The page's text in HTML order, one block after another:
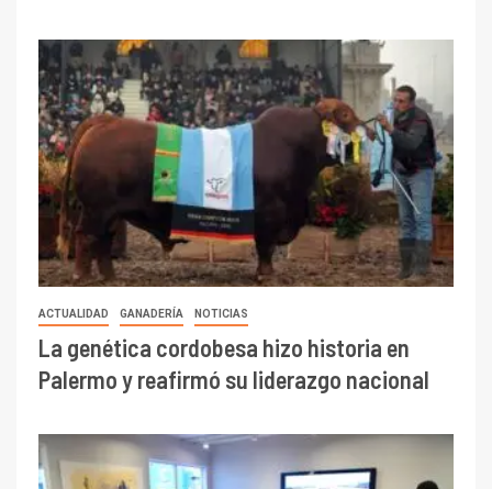
ACTUALIDAD GANADERÍA NOTICIAS
La genética cordobesa hizo historia en
Palermo y reafirmó su liderazgo nacional